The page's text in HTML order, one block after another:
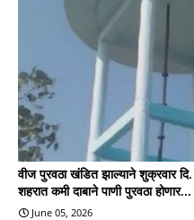
वीज पुरवठा खंडित झाल्याने शुक्रवार
शहरात कमी दाबाने पाणी पुरवठा होणार...
June 05, 2026